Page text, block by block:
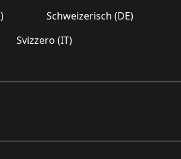
Schweizerisch (DE)
Svizzero (IT)